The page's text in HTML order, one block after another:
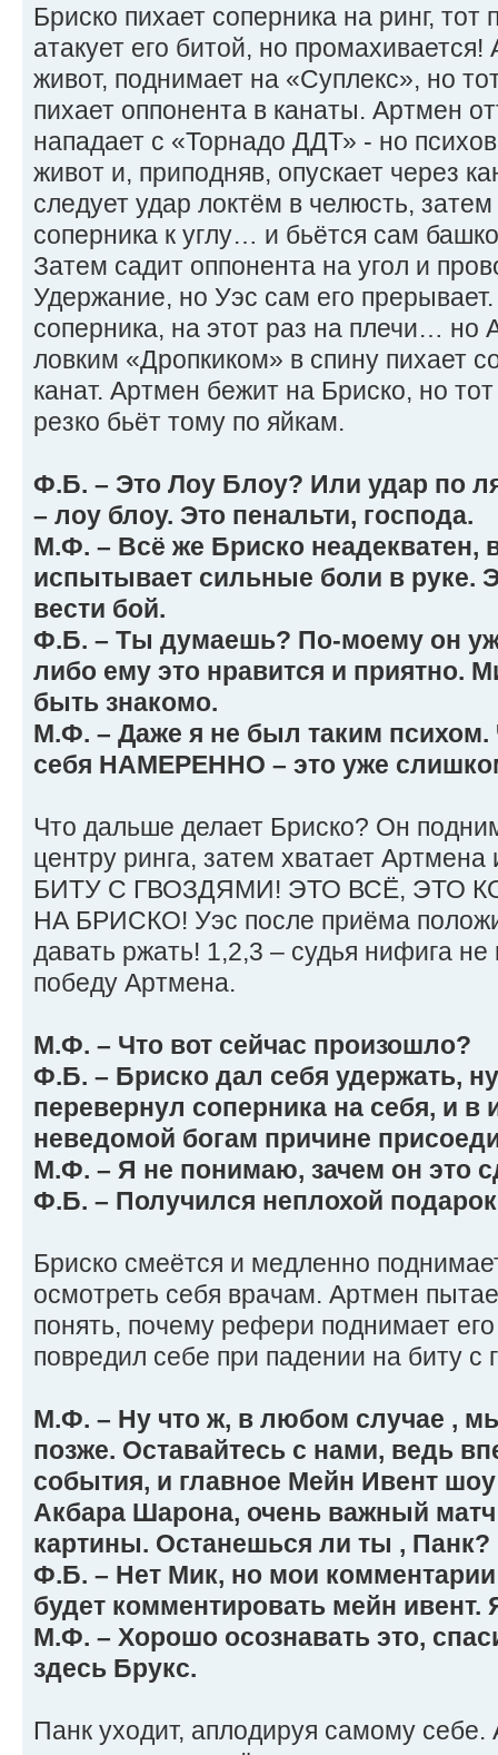
Бриско пихает соперника на ринг,
атакует его битой, но промахивается!
живот, поднимает на «Суплекс», но
пихает оппонента в канаты. Артмен
нападает с «Торнадо ДДТ» - но
живот и, приподняв, опускает через
следует удар локтём в челюсть,
соперника к углу… и бьётся сам
Затем садит оппонента на угол и
Удержание, но Уэс сам его
соперника, на этот раз на плечи… но
ловким «Дропкиком» в спину пихает
канат. Артмен бежит на Бриско, но
резко бьёт тому по яйкам.
Ф.Б. – Это Лоу Блоу? Или удар по
– лоу блоу. Это пенальти, господа.
М.Ф. – Всё же Бриско неадекватен,
испытывает сильные боли в руке.
вести бой.
Ф.Б. – Ты думаешь? По-моему он
либо ему это нравится и приятно.
быть знакомо.
М.Ф. – Даже я не был таким
себя НАМЕРЕННО – это уже
Что дальше делает Бриско? Он
центру ринга, затем хватает
БИТУ С ГВОЗДЯМИ! ЭТО ВСЁ, ЭТО
НА БРИСКО! Уэс после приёма
давать ржать! 1,2,3 – судья нифига не
победу Артмена.
М.Ф. – Что вот сейчас произошло?
Ф.Б. – Бриско дал себя удержать,
перевернул соперника на себя, и в
неведомой богам причине
М.Ф. – Я не понимаю, зачем он это
Ф.Б. – Получился неплохой
Бриско смеётся и медленно
осмотреть себя врачам. Артмен
понять, почему рефери поднимает
повредил себе при падении на биту с
М.Ф. – Ну что ж, в любом случае ,
позже. Оставайтесь с нами, ведь
события, и главное Мейн Ивент
Акбара Шарона, очень важный
картины. Останешься ли ты , Панк?
Ф.Б. – Нет Мик, но мои комментарии
будет комментировать мейн ивент.
М.Ф. – Хорошо осознавать это,
здесь Брукс.
Панк уходит, аплодируя самому